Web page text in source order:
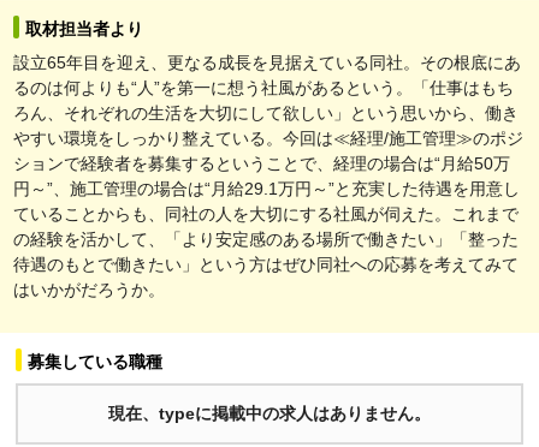
取材担当者より
設立65年目を迎え、更なる成長を見据えている同社。その根底にあ
るのは何よりも“人”を第一に想う社風があるという。「仕事はもち
ろん、それぞれの生活を大切にして欲しい」という思いから、働き
やすい環境をしっかり整えている。今回は≪経理/施工管理≫のポジ
ションで経験者を募集するということで、経理の場合は“月給50万
円～”、施工管理の場合は“月給29.1万円～”と充実した待遇を用意し
ていることからも、同社の人を大切にする社風が伺えた。これまで
の経験を活かして、「より安定感のある場所で働きたい」「整った
待遇のもとで働きたい」という方はぜひ同社への応募を考えてみて
はいかがだろうか。
募集している職種
現在、typeに掲載中の求人はありません。